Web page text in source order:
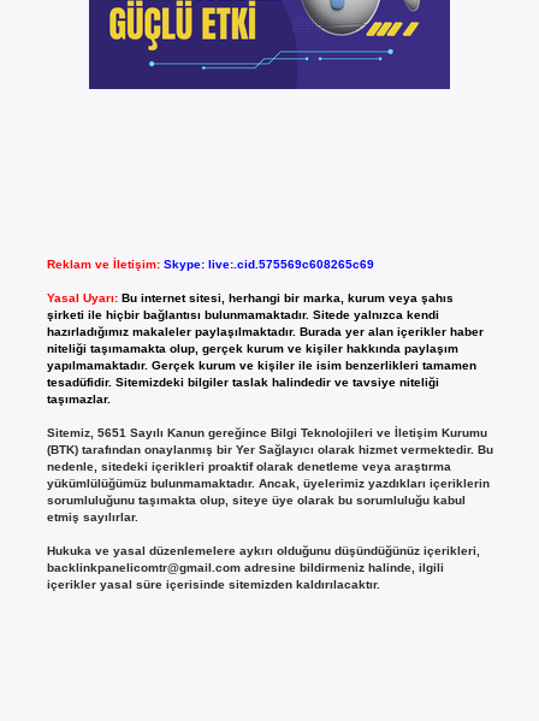
Reklam ve İletişim: Skype: live:.cid.575569c608265c69
Yasal Uyarı: Bu internet sitesi, herhangi bir marka, kurum veya şahıs
şirketi ile hiçbir bağlantısı bulunmamaktadır. Sitede yalnızca kendi
hazırladığımız makaleler paylaşılmaktadır. Burada yer alan içerikler haber
niteliği taşımamakta olup, gerçek kurum ve kişiler hakkında paylaşım
yapılmamaktadır. Gerçek kurum ve kişiler ile isim benzerlikleri tamamen
tesadüfidir. Sitemizdeki bilgiler taslak halindedir ve tavsiye niteliği
taşımazlar.
Sitemiz, 5651 Sayılı Kanun gereğince Bilgi Teknolojileri ve İletişim Kurumu
(BTK) tarafından onaylanmış bir Yer Sağlayıcı olarak hizmet vermektedir. Bu
nedenle, sitedeki içerikleri proaktif olarak denetleme veya araştırma
yükümlülüğümüz bulunmamaktadır. Ancak, üyelerimiz yazdıkları içeriklerin
sorumluluğunu taşımakta olup, siteye üye olarak bu sorumluluğu kabul
etmiş sayılırlar.
Hukuka ve yasal düzenlemelere aykırı olduğunu düşündüğünüz içerikleri,
backlinkpanelicomtr@gmail.comadresine bildirmeniz halinde, ilgili
içerikler yasal süre içerisinde sitemizden kaldırılacaktır.